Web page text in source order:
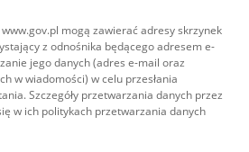
mogą zawierać adresy skrzynek
z odnośnika będącego adresem e-
jego danych (adres e-mail oraz
w wiadomości) w celu przesłania
Szczegóły przetwarzania danych przez
w ich politykach przetwarzania danych